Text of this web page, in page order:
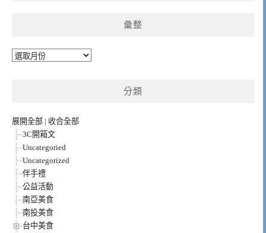
彙整
彙
分類
展開全部 | 收合全部
3C開箱文
Uncategoried
Uncategorized
伴手禮
公益活動
南亞美食
南投美食
台中美食